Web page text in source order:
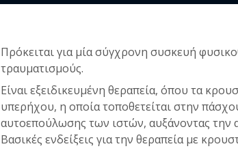
Πρόκειται για μία σύγχρονη συσκευή
τραυματισμούς.
Είναι εξειδικευμένη θεραπεία, όπου τα
υπερήχου, η οποία τοποθετείται στην
αυτοεπούλωσης των ιστών, αυξάνοντας την
Βασικές ενδείξεις για την θεραπεία με